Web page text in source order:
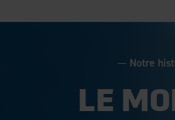
Notre
LE